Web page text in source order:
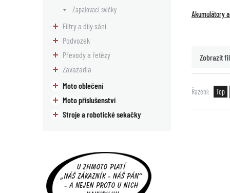
Zapalovací svíčky
Filtry a díly sání
Podvozek
Převody a řetězy
Zavazadla
Moto oblečení
Moto příslušenství
Stroje a robotické sekačky
Akumulátory
Zobrazit
Řazení Top